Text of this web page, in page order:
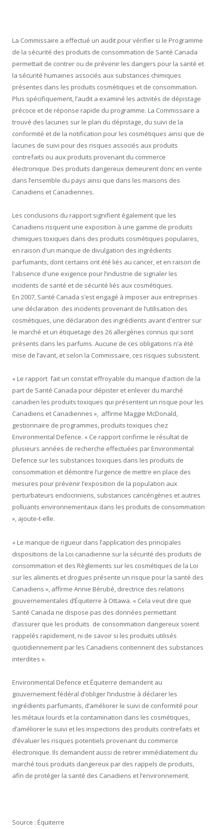
La Commissaire a effectué un audit pour vérifier si le Programme
de la sécurité des produits de consommation de Santé Canada
permettait de contrer ou de prévenir les dangers pour la santé et
la sécurité humaines associés aux substances chimiques
présentes dans les produits cosmétiques et de consommation.
Plus spécifiquement, l’audit a examiné les activités de dépistage
précoce et de réponse rapide du programme. La Commissaire a
trouvé des lacunes sur le plan du dépistage, du suivi de la
conformité et de la notification pour les cosmétiques ainsi que de
lacunes de suivi pour des risques associés aux produits
contrefaits ou aux produits provenant du commerce
électronique. Des produits dangereux demeurent donc en vente
dans l’ensemble du pays ainsi que dans les maisons des
Canadiens et Canadiennes.
Les conclusions du rapport signifient également que les
Canadiens risquent une exposition à une gamme de produits
chimiques toxiques dans des produits cosmétiques populaires,
en raison d'un manque de divulgation des ingrédients
parfumants, dont certains ont été liés au cancer, et en raison de
l'absence d'une exigence pour l’industrie de signaler les
incidents de santé et de sécurité liés aux cosmétiques.
En 2007, Santé Canada s’est engagé à imposer aux entreprises
une déclaration des incidents provenant de l’utilisation des
cosmétiques, une déclaration des ingrédients avant d'entrer sur
le marché et un étiquetage des 26 allergènes connus qui sont
présents dans les parfums. Aucune de ces obligations n’a été
mise de l’avant, et selon la Commissaire, ces risques subsistent.
« Le rapport fait un constat effroyable du manque d’action de la
part de Santé Canada pour dépister et enlever du marché
canadien les produits toxiques qui présentent un risque pour les
Canadiens et Canadiennes », affirme Maggie McDonald,
gestionnaire de programmes, produits toxiques chez
Environmental Defence. « Ce rapport confirme le résultat de
plusieurs années de recherche effectuées par Environmental
Defence sur les substances toxiques dans les produits de
consommation et démontre l’urgence de mettre en place des
mesures pour prévenir l’exposition de la population aux
perturbateurs endocriniens, substances cancérigènes et autres
polluants environnementaux dans les produits de consommation
», ajoute-t-elle.
« Le manque de rigueur dans l’application des principales
dispositions de la Loi canadienne sur la sécurité des produits de
consommation et des Règlements sur les cosmétiques de la Loi
sur les aliments et drogues présente un risque pour la santé des
Canadiens », affirme Annie Bérubé, directrice des relations
gouvernementales d’Équiterre à Ottawa. « Cela veut dire que
Santé Canada ne dispose pas des données permettant
d’assurer que les produits de consommation dangereux soient
rappelés rapidement, ni de savoir si les produits utilisés
quotidiennement par les Canadiens contiennent des substances
interdites ».
Environmental Defence et Équiterre demandent au
gouvernement fédéral d’obliger l’industrie à déclarer les
ingrédients parfumants, d’améliorer le suivi de conformité pour
les métaux lourds et la contamination dans les cosmétiques,
d’améliorer le suivi et les inspections des produits contrefaits et
d’évaluer les risques potentiels provenant du commerce
électronique. Ils demandent aussi de retirer immédiatement du
marché tous produits dangereux par des rappels de produits,
afin de protéger la santé des Canadiens et l’environnement.
Source : Équiterre